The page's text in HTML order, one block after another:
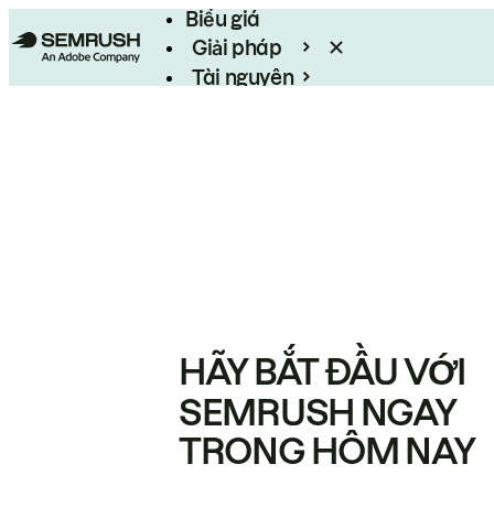
Biểu giá
Giải pháp
Tài nguyên
HÃY BẮT ĐẦU VỚI
SEMRUSH NGAY
TRONG HÔM NAY